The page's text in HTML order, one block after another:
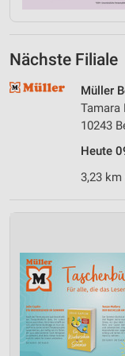
Nächste Filiale
Müller
Tamara
10243
Heute
3,23 km